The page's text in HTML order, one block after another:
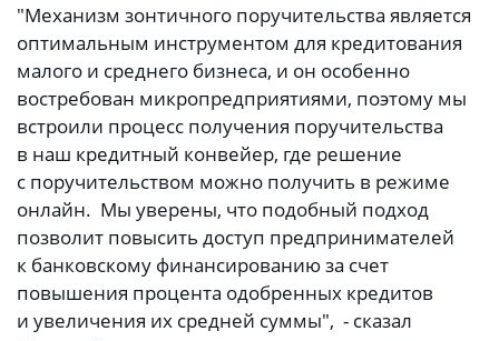
"Механизм зонтичного поручительства является
оптимальным инструментом для кредитования
малого и среднего бизнеса, и он особенно
востребован микропредприятиями, поэтому мы
встроили процесс получения поручительства
в наш кредитный конвейер, где решение
с поручительством можно получить в режиме
онлайн. Мы уверены, что подобный подход
позволит повысить доступ предпринимателей
к банковскому финансированию за счет
повышения процента одобренных кредитов
и увеличения их средней суммы", - сказал